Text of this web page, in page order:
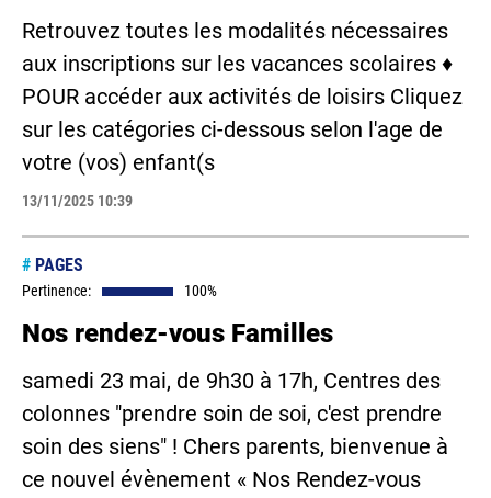
Retrouvez toutes les modalités nécessaires
aux inscriptions sur les vacances scolaires ♦
POUR accéder aux activités de loisirs Cliquez
sur les catégories ci-dessous selon l'age de
votre (vos) enfant(s
13/11/2025 10:39
# PAGES
Pertinence: 100%
Nos rendez-vous Familles
samedi 23 mai, de 9h30 à 17h, Centres des
colonnes "prendre soin de soi, c'est prendre
soin des siens" ! Chers parents, bienvenue à
ce nouvel évènement « Nos Rendez-vous